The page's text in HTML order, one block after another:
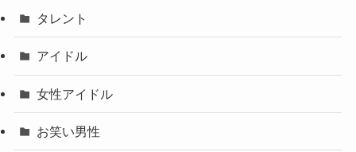
タレント
アイドル
女性アイドル
お笑い男性